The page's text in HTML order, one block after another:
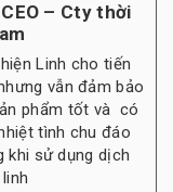
– Cty thời
Linh cho tiến
vẫn đảm bảo
phẩm tốt và có
tình chu đáo
khi sử dụng dịch